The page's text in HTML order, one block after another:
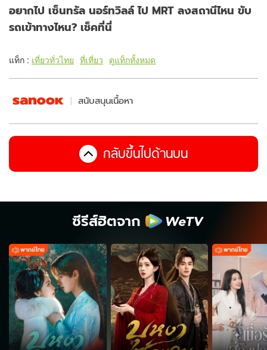
อยากไป เซ็นทรัล นอร์ทวิลล์ ไป MRT ลงสถานีไหน ขับ
รถเข้าทางไหน? เช็คที่นี่
แท็ก : เที่ยวทั่วไทย ที่เที่ยว ดูแท็กทั้งหมด
สนับสนุนเนื้อหา
กลับขึ้นไปด้านบน
ซีรีส์ฮิตจาก